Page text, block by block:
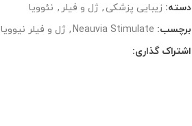
دسته: زیبایی پزشکی , ژل و فیلر , نئوویا
برچسب: Neauvia Stimulate
, ژل و فیلر نیوویا
اشتراک گذاری: